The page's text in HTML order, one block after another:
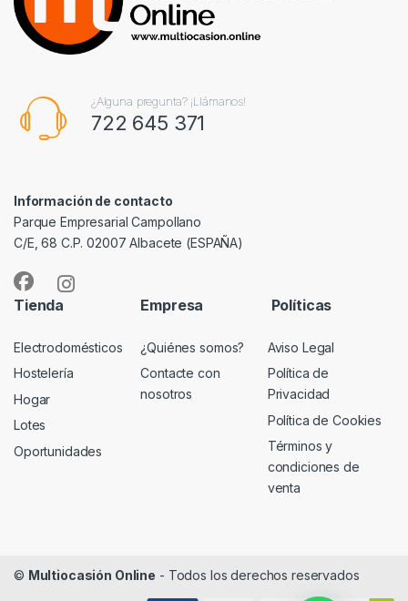
¿Alguna pregunta? ¡Llámanos!
722 645 371
Información de contacto
Parque Empresarial Campollano
C/E, 68 C.P. 02007 Albacete (ESPAÑA)
Tienda
Electrodomésticos
Hostelería
Hogar
Lotes
Oportunidades
Empresa
¿Quiénes somos?
Contacte con
nosotros
Políticas
Aviso Legal
Política de
Privacidad
Política de Cookies
Términos y
condiciones de
venta
© Multiocasión Online - Todos los derechos reservados